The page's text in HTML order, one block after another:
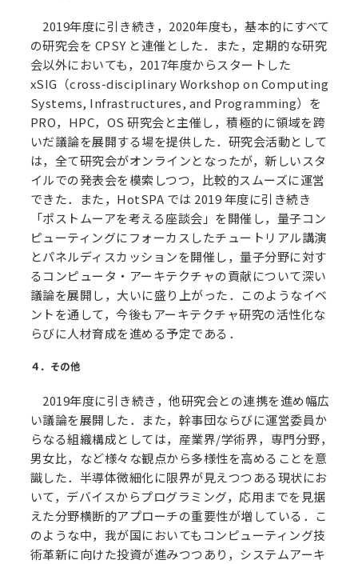
2019年度に引き続き，2020年度も，基本的にすべて
の研究会を CPSY と連催とした．また，定期的な研究
会以外においても，2017年度からスタートした
xSIG（cross-disciplinary Workshop on Computing
Systems, Infrastructures, and Programming）を
PRO，HPC，OS 研究会と主催し，積極的に領域を跨
いだ議論を展開する場を提供した．研究会活動として
は，全て研究会がオンラインとなったが，新しいスタ
イルでの発表会を模索しつつ，比較的スムーズに運営
できた．また，HotSPA では 2019 年度に引き続き
「ポストムーアを考える座談会」を開催し，量子コン
ピューティングにフォーカスしたチュートリアル講演
とパネルディスカッションを開催し，量子分野に対す
るコンピュータ・アーキテクチャの貢献について深い
議論を展開し，大いに盛り上がった．このようなイベ
ントを通して，今後もアーキテクチャ研究の活性化な
らびに人材育成を進める予定である．
４．その他
2019年度に引き続き，他研究会との連携を進め幅広
い議論を展開した．また，幹事団ならびに運営委員か
らなる組織構成としては，産業界/学術界，専門分野，
男女比，など様々な観点から多様性を高めることを意
識した．半導体微細化に限界が見えつつある現状にお
いて，デバイスからプログラミング，応用までを見据
えた分野横断的アプローチの重要性が増している．こ
のような中，我が国においてもコンピューティング技
術革新に向けた投資が進みつつあり，システムアーキ